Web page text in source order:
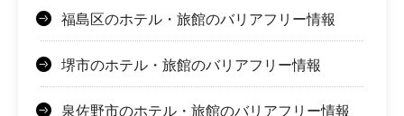
福島区のホテル・旅館のバリアフリー情報
堺市のホテル・旅館のバリアフリー情報
泉佐野市のホテル・旅館のバリアフリー情報